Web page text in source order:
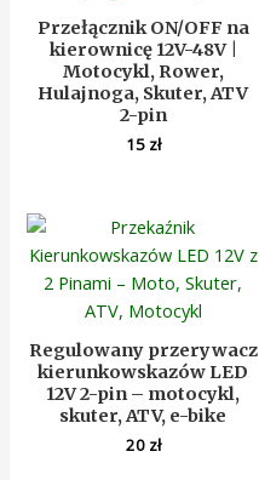
Przełącznik ON/OFF na
kierownicę 12V-48V |
Motocykl, Rower,
Hulajnoga, Skuter, ATV
2-pin
15 zł
Regulowany przerywacz
kierunkowskazów LED
12V 2-pin – motocykl,
skuter, ATV, e-bike
20 zł